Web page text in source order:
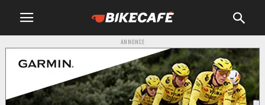
ANNONCE